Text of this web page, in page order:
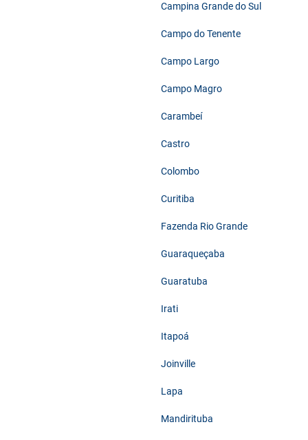
Campina Grande do Sul
Campo do Tenente
Campo Largo
Campo Magro
Carambeí
Castro
Colombo
Curitiba
Fazenda Rio Grande
Guaraqueçaba
Guaratuba
Irati
Itapoá
Joinville
Lapa
Mandirituba